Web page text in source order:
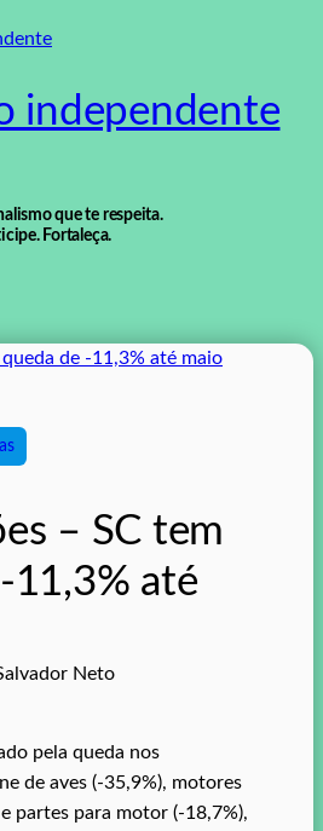
independente
que te respeita.
Fortaleça.
– SC tem
11,3% até
Neto
pela queda nos
de aves (-35,9%), motores
partes para motor (-18,7%),